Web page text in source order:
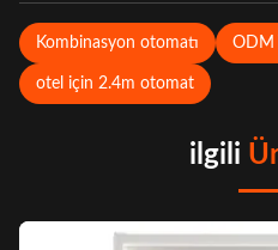
Kombinasyon otomatı ODM
otel için 2.4m otomat
ilgili